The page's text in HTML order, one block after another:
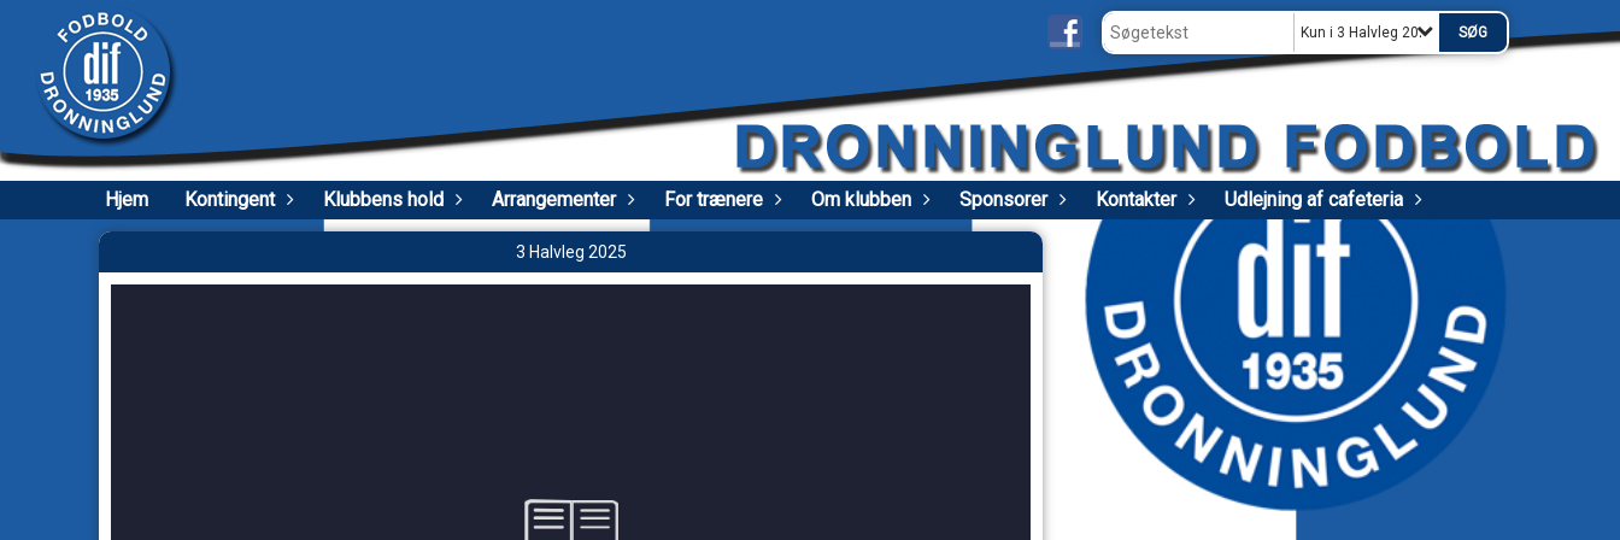
Kun i 3 Halvleg 2025
Hjem Kontingent Klubbens hold Arrangementer For trænere Om klubben Sponsorer Kontakter Udlejning af cafeteria
3 Halvleg 2025